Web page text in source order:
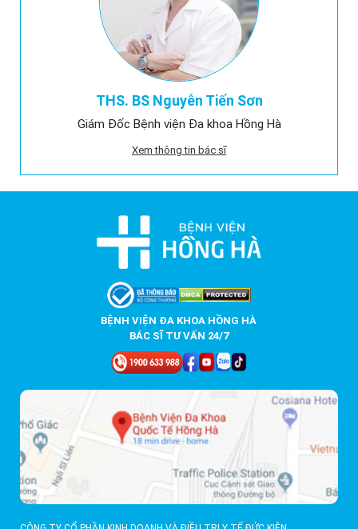
THS. BS Nguyễn Tiến Sơn
Giám Đốc Bệnh viện Đa khoa Hồng Hà
Xem thông tin bác sĩ
BỆNH VIỆN ĐA KHOA HỒNG HÀ
BÁC SĨ TƯ VẤN 24/7